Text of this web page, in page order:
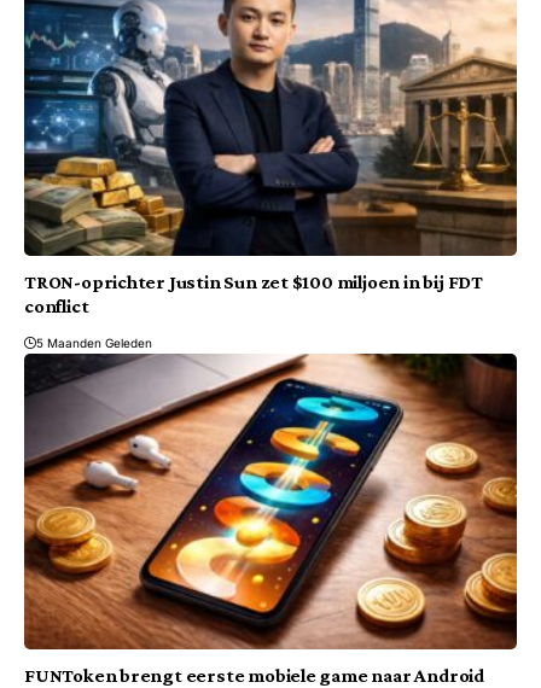
TRON-oprichter Justin Sun zet $100 miljoen in bij FDT
conflict
5 Maanden Geleden
FUNToken brengt eerste mobiele game naar Android